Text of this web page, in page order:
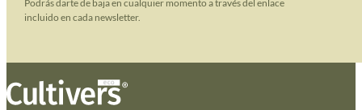
Podrás darte de baja en cualquier momento a través del enlace
incluido en cada newsletter.